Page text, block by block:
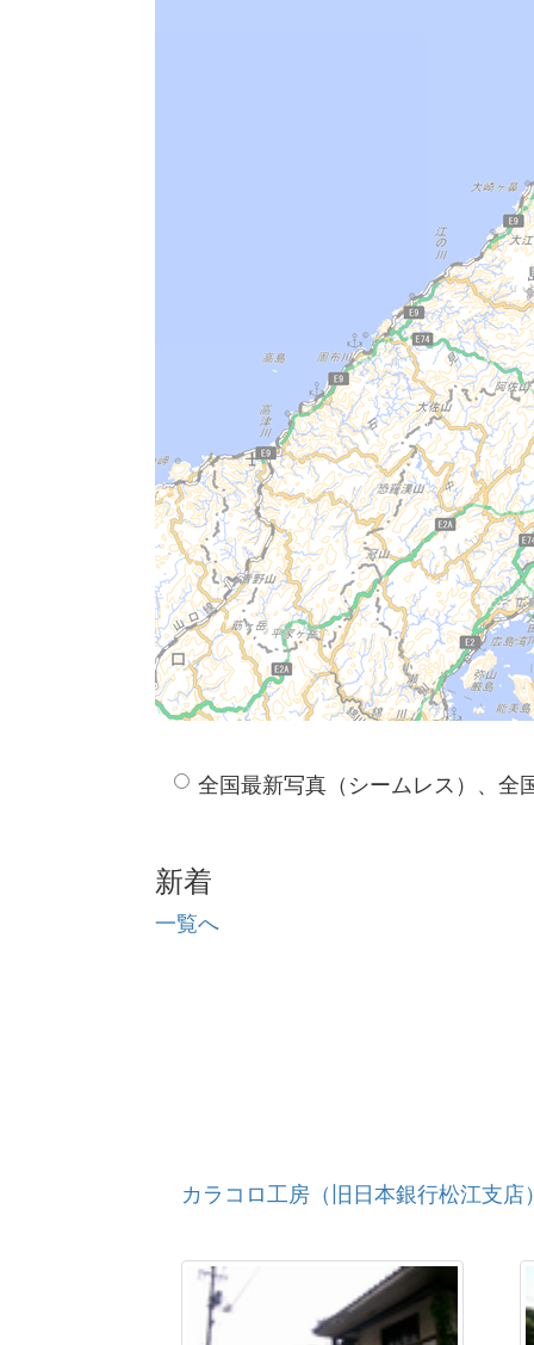
全国最新写真（シームレス）、全
新着
一覧へ
カラコロ工房（旧日本銀行松江支店